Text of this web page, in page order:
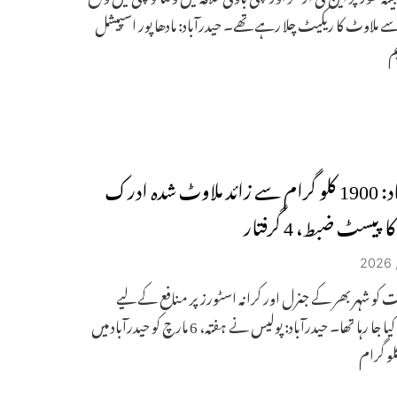
کا ریکیٹ چلا رہے تھے۔ حیدرآباد: مادھا پور اسپیشل
حیدرآباد: 1900 کلو گرام سے زائد ملاوٹ شدہ ادرک
ضبط، 4 گرفتار
شہر بھر کے جنرل اور کرانہ اسٹورز پر منافع کے لیے
فروخت کیا جا رہا تھا۔ حیدرآباد: پولیس نے ہفتہ، 6 مارچ کو حیدرآباد میں